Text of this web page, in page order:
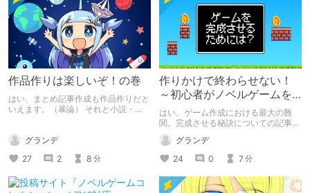
作品作りは楽しいぞ！の巻
はい、まとめ記事作成も作品作りだと
いえます。（暴論） それと小説・
グランデ
27
2 8 分
作りかけで終わらせない！
～初心者がノベルゲームを
完成させるために～
はい、ゲーム作成における最大の難
関。完成させる秘訣についての記事で
す。
グランデ
24
0 7分